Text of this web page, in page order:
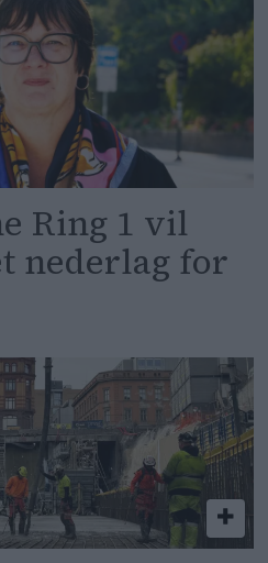
Ring 1 vil
nederlag for